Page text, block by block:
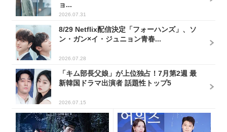
ョ...
2026.07.31
8/29 Netflix配信決定「フォーハンズ」、ソ
ン・ガン×イ・ジュニョン青春...
2026.07.28
「キム部長父娘」が上位独占！7月第2週 最
新韓国ドラマ出演者 話題性トップ5
2026.07.15